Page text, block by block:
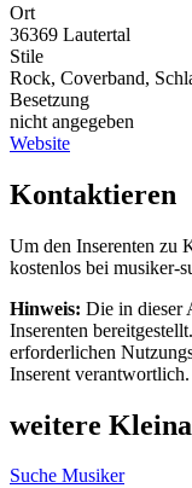
Ort
36369 Lautertal
Stile
Rock, Coverband,
Besetzung
nicht angegeben
Website
Kontaktieren
Um den Inserenten zu
kostenlos bei musiker-
Hinweis: Die in dieser
Inserenten
erforderlichen
Inserent verantwortlich.
weitere
Suche Musiker